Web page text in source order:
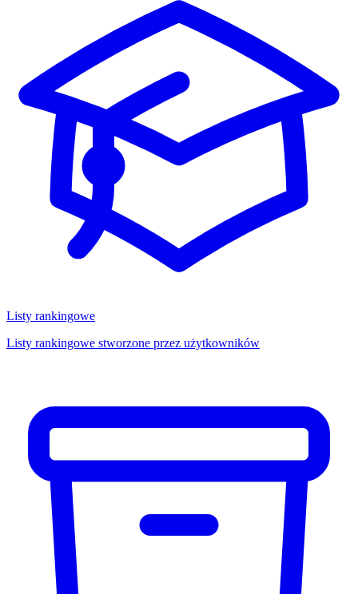
Listy rankingowe
Listy rankingowe stworzone przez użytkowników